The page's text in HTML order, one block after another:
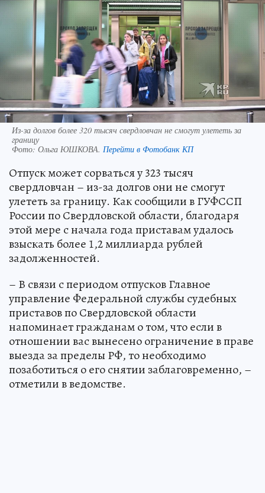
Из-за долгов более 320 тысяч свердловчан не смогут улететь за
границу
Фото: Ольга ЮШКОВА. Перейти в Фотобанк КП
Отпуск может сорваться у 323 тысяч
свердловчан – из-за долгов они не смогут
улететь за границу. Как сообщили в ГУФССП
России по Свердловской области, благодаря
этой мере с начала года приставам удалось
взыскать более 1,2 миллиарда рублей
задолженностей.
– В связи с периодом отпусков Главное
управление Федеральной службы судебных
приставов по Свердловской области
напоминает гражданам о том, что если в
отношении вас вынесено ограничение в праве
выезда за пределы РФ, то необходимо
позаботиться о его снятии заблаговременно, –
отметили в ведомстве.